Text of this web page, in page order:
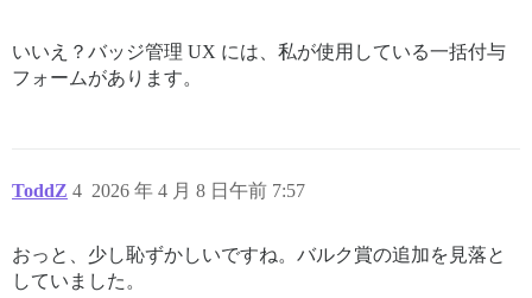
いいえ？バッジ管理 UX には、私が使用している一括付与
フォームがあります。
ToddZ 2026 年 4 月 8 日午前 7:57
4
おっと、少し恥ずかしいですね。バルク賞の追加を見落と
していました。